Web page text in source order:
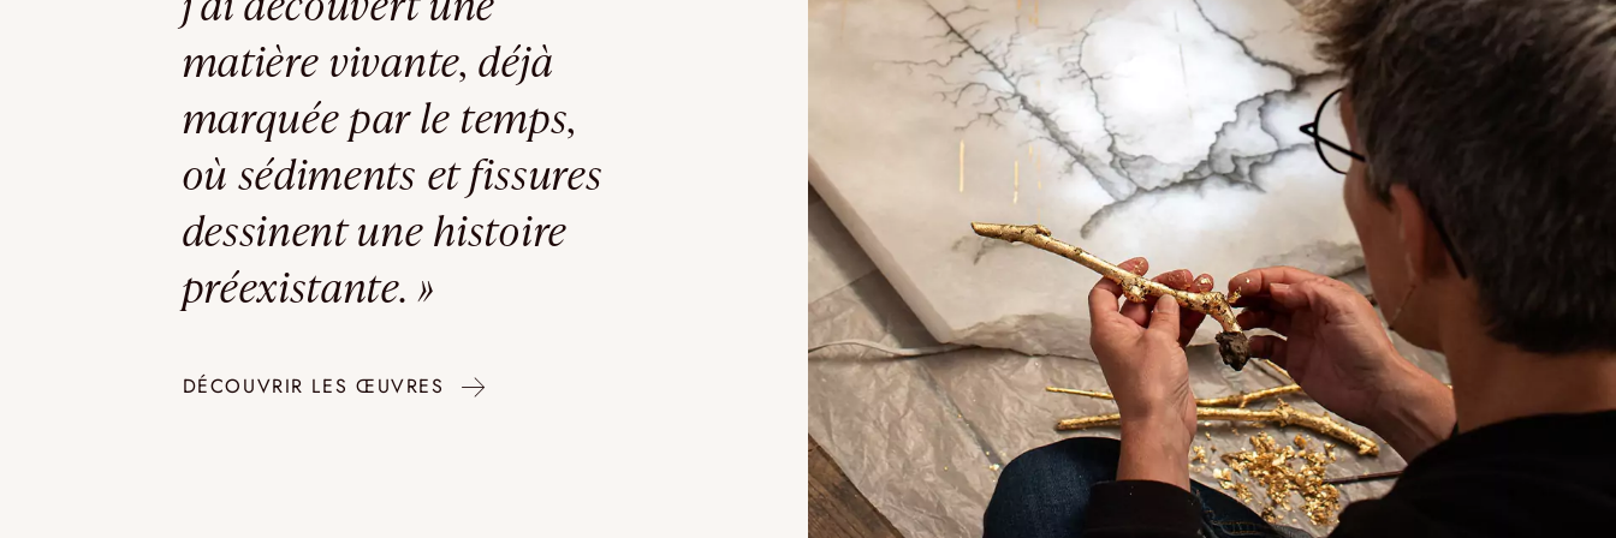
matière vivante, déjà
marquée par le temps,
où sédiments et fissures
dessinent une histoire
préexistante. »
DÉCOUVRIR LES ŒUVRES